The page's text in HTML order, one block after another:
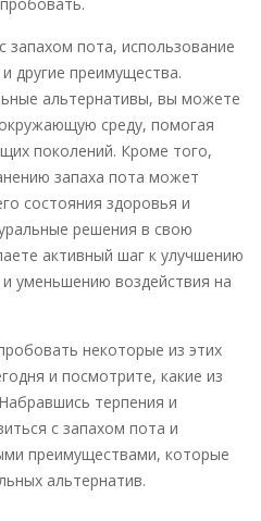
пота, использование
другие преимущества.
альтернативы, вы можете
среду, помогая
поколений. Кроме того,
запаха пота может
состояния здоровья и
решения в свою
активный шаг к улучшению
уменьшению воздействия на
некоторые из этих
и посмотрите, какие из
терпения и
с запахом пота и
преимуществами, которые
альтернатив.